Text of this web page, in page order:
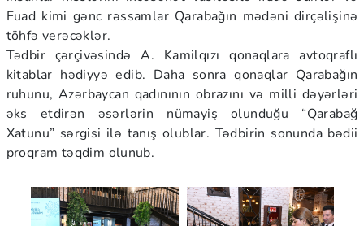
Fuad kimi gənc rəssamlar Qarabağın mədəni dirçəlişinə
töhfə verəcəklər.
Tədbir çərçivəsində A. Kamilqızı qonaqlara avtoqraflı
kitablar hədiyyə edib. Daha sonra qonaqlar Qarabağın
ruhunu, Azərbaycan qadınının obrazını və milli dəyərləri
əks etdirən əsərlərin nümayiş olunduğu “Qarabağ
Xatunu” sərgisi ilə tanış olublar. Tədbirin sonunda bədii
proqram təqdim olunub.